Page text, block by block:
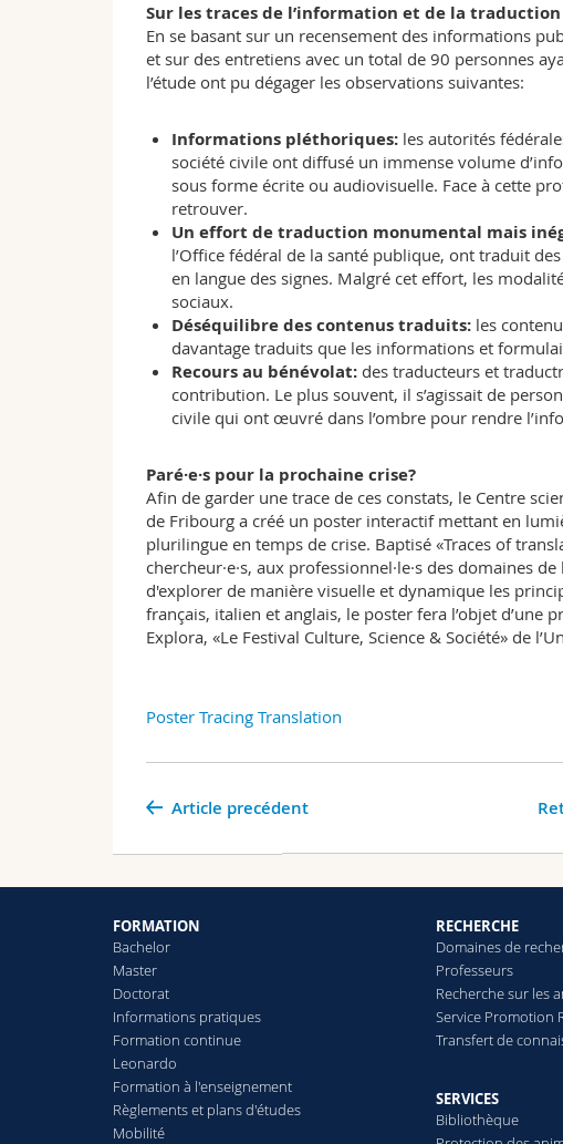
Sur les traces de l’information et de la traduction
En se basant sur un recensement des informations
et sur des entretiens avec un total de 90 personnes
l’étude ont pu dégager les observations suivantes:
Informations pléthoriques:les autorités
société civile ont diffusé un immense volume
sous forme écrite ou audiovisuelle. Face à cette
retrouver.
Un effort de traduction monumental mais
l’Office fédéral de la santé publique, ont traduit
en langue des signes. Malgré cet effort, les
sociaux.
Déséquilibre des contenus traduits:les
davantage traduits que les informations et
Recours au bénévolat: des traducteurs et
contribution. Le plus souvent, il s’agissait de
civile qui ont œuvré dans l’ombre pour rendre
Paré·e·s pour la prochaine crise?
Afin de garder une trace de ces constats, le Centre
de Fribourg a créé un poster interactif mettant en
plurilingue en temps de crise. Baptisé «Traces of
chercheur·e·s, aux professionnel·le·s des domaines
d'explorer de manière visuelle et dynamique les
français, italien et anglais, le poster fera l’objet
Explora, «Le Festival Culture, Science & Société» de
Poster Tracing Translation
Article precédent
FORMATION
Bachelor
Master
Doctorat
Informations pratiques
Formation continue
Leonardo
Formation à l'enseignement
Règlements et plans d'études
Mobilité
RECHERCHE
Domaines de
Professeurs
Recherche sur les
Service Promotion
Transfert de
SERVICES
Bibliothèque